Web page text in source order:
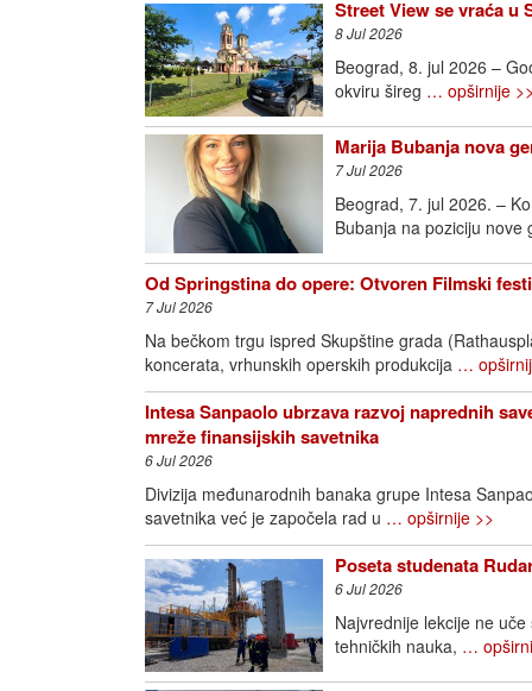
Street View se vraća u
8 Jul 2026
Beograd, 8. jul 2026 –
okviru šireg … opširnije
Marija Bubanja nova
7 Jul 2026
Beograd, 7. jul 2026. –
Bubanja na poziciju
Od Springstina do opere: Otvoren Filmski
7 Jul 2026
Na bečkom trgu ispred Skupštine grada
koncerata, vrhunskih operskih produkcija …
Intesa Sanpaolo ubrzava razvoj naprednih
mreže finansijskih savetnika
6 Jul 2026
Divizija međunarodnih banaka grupe Intesa
savetnika već je započela rad u … opširnije >>
Poseta studenata
6 Jul 2026
Najvrednije lekcije ne
tehničkih nauka, …